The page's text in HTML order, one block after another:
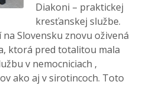
Diakoni – praktickej
kresťanskej službe.
Slovensku znovu oživená
ktorá pred totalitou mala
v nemocniciach ,
ako aj v sirotincoch. Toto